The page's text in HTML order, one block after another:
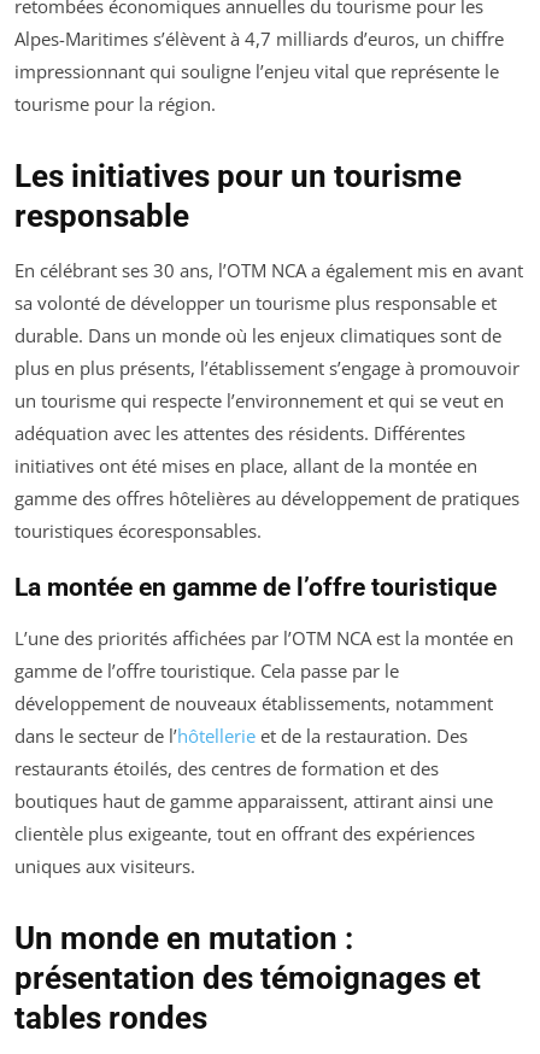
retombées économiques annuelles du tourisme pour les
Alpes-Maritimes s’élèvent à 4,7 milliards d’euros, un chiffre
impressionnant qui souligne l’enjeu vital que représente le
tourisme pour la région.
Les initiatives pour un tourisme
responsable
En célébrant ses 30 ans, l’OTM NCA a également mis en avant
sa volonté de développer un tourisme plus responsable et
durable. Dans un monde où les enjeux climatiques sont de
plus en plus présents, l’établissement s’engage à promouvoir
un tourisme qui respecte l’environnement et qui se veut en
adéquation avec les attentes des résidents. Différentes
initiatives ont été mises en place, allant de la montée en
gamme des offres hôtelières au développement de pratiques
touristiques écoresponsables.
La montée en gamme de l’offre touristique
L’une des priorités affichées par l’OTM NCA est la montée en
gamme de l’offre touristique. Cela passe par le
développement de nouveaux établissements, notamment
dans le secteur de l’hôtellerie et de la restauration. Des
restaurants étoilés, des centres de formation et des
boutiques haut de gamme apparaissent, attirant ainsi une
clientèle plus exigeante, tout en offrant des expériences
uniques aux visiteurs.
Un monde en mutation :
présentation des témoignages et
tables rondes